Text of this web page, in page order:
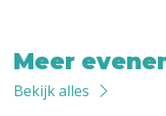
Meer
Bekijk alles